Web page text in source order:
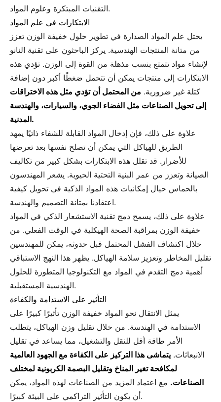
التقنيات المبتكرة وعلوم المواد.
الابتكارات في علم المواد
يحتل علم المواد الصدارة في تطوير حلول خفيفة الوزن تعزز
من متانة المنتجات الهندسية. يركز الباحثون على تقنية النانو
لإنشاء مواد تتمتع بنسب مذهلة من القوة إلى الوزن. تؤدي هذه
الابتكارات إلى منتجات يمكن أن تتحمل ضغطًا أكبر دون إضافة
كتلة غير ضرورية. من المحتمل أن تؤدي مثل هذه الاختراقات
إلى تحويل الصناعات مثل الفضاء الجوي، والسيارات، والهندسة
المدنية.
علاوة على ذلك، فإن إدخال المواد القابلة للشفاء ذاتيًا يمهد
الطريق للهياكل التي يمكن أن تصلح نفسها بعد تعرضها
للأضرار. قد تقلل هذه الابتكارات بشكل كبير من تكاليف
الصيانة وتعزز من عمر البنية التحتية الحيوية. يشعر المهندسون
بالحماس حيال إمكانيات هذه المواد الذكية في تحويل كيفية
اعتقادنا بمتانة التصميم والهندسة.
علاوة على ذلك، يسمح دمج تقنية الاستشعار الذكي في المواد
خفيفة الوزن بمراقبة الصحة الهيكلية في الوقت الفعلي. من
خلال اكتشاف الفشل المحتمل قبل حدوثه، يمكن للمهندسين
تقليل المخاطر وتعزيز سلامة الهياكل. يظهر هذا النهج الاستباقي
أهمية دمج التقدم في المواد مع التكنولوجيا المتطورة للحلول
الهندسية المستقبلية.
التأثير على الاستدامة والكفاءة
يمثل الانتقال نحو المواد خفيفة الوزن تأثيرًا كبيرًا على
الاستدامة في الهندسة. من خلال تقليل وزن الهياكل، يتطلب
الأمر طاقة أقل للنقل والتشغيل، مما يساعد في تقليل
الانبعاثات. يتماشى هذا التركيز على الكفاءة مع الجهود العالمية
لمكافحة تغير المناخ وتقليل البصمة الكربونية لمختلف
الصناعات. مع اعتماد المزيد من الصناعات لهذه المواد، يمكن
أن يكون التأثير التراكمي على البيئة كبيرًا.